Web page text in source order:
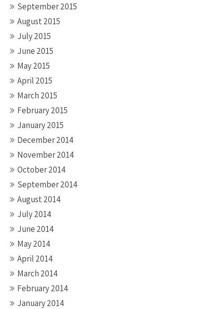
September 2015
August 2015
July 2015
June 2015
May 2015
April 2015
March 2015
February 2015
January 2015
December 2014
November 2014
October 2014
September 2014
August 2014
July 2014
June 2014
May 2014
April 2014
March 2014
February 2014
January 2014